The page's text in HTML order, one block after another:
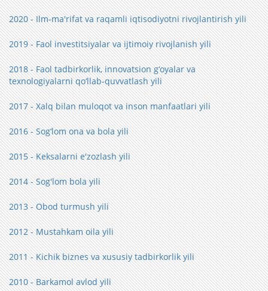
2020 - Ilm-ma'rifat va raqamli iqtisodiyotni rivojlantirish yili
2019 - Faol investitsiyalar va ijtimoiy rivojlanish yili
2018 - Faol tadbirkorlik, innovatsion g‘oyalar va
texnologiyalarni qo‘llab-quvvatlash yili
2017 - Xalq bilan muloqot va inson manfaatlari yili
2016 - Sog‘lom ona va bola yili
2015 - Keksalarni e'zozlash yili
2014 - Sog'lom bola yili
2013 - Obod turmush yili
2012 - Mustahkam oila yili
2011 - Kichik biznes va xususiy tadbirkorlik yili
2010 - Barkamol avlod yili